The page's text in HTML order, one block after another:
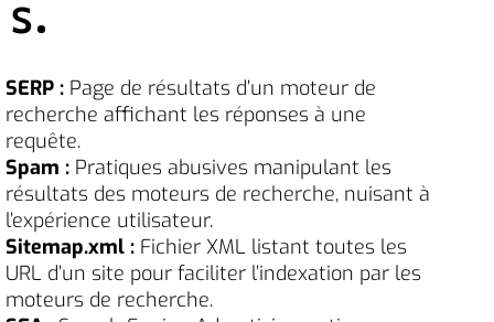
S
SERP : Page de résultats d’un moteur de
recherche affichant les réponses à une
requête.
Spam : Pratiques abusives manipulant les
résultats des moteurs de recherche, nuisant à
l’expérience utilisateur.
Sitemap.xml : Fichier XML listant toutes les
URL d’un site pour faciliter l’indexation par les
moteurs de recherche.